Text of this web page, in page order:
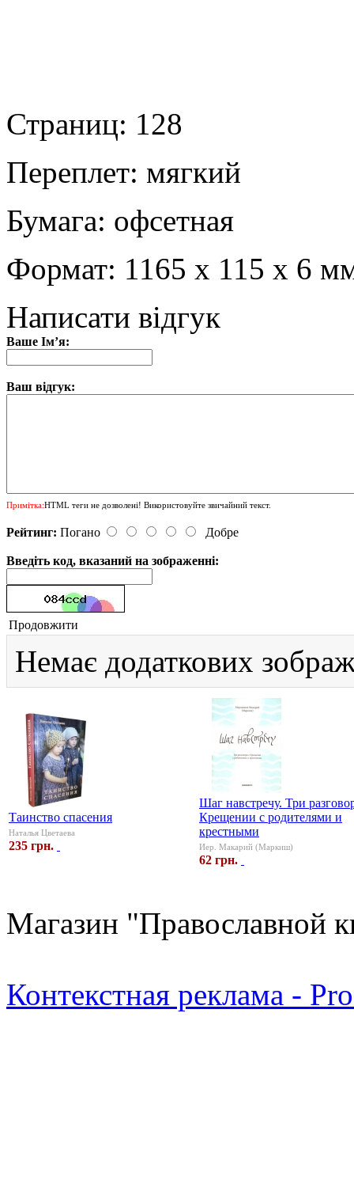
Страниц: 128
Переплет: мягкий
Бумага: офсетная
Формат: 1165 х 115 х 6
Написати відгук
Ваше Ім’я:
Ваш відгук:
Примітка:HTML теги не дозволені! Використовуйте звичайний текст.
Рейтинг: Погано Добре
Введіть код, вказаний на зображенні:
Продовжити
Немає додаткових
Таинство спасения
Наталья Цветаева
235 грн.
Шаг навстречу. Три
Крещении с родителями и
крестными
Иер. Макарий (Маркиш)
62 грн.
Магазин "Православной
Контекстная реклама -